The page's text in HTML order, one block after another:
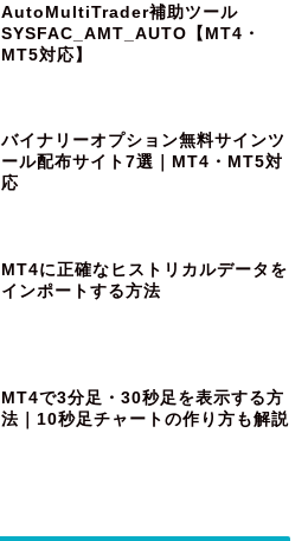
AutoMultiTrader補助ツール
SYSFAC_AMT_AUTO【MT4・
MT5対応】
バイナリーオプション無料サインツ
ール配布サイト7選｜MT4・MT5対
応
MT4に正確なヒストリカルデータを
インポートする方法
MT4で3分足・30秒足を表示する方
法｜10秒足チャートの作り方も解説